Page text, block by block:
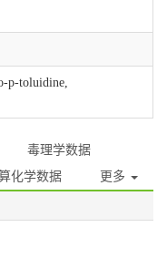
p-toluidine,
毒理学数据
化学数据 更多